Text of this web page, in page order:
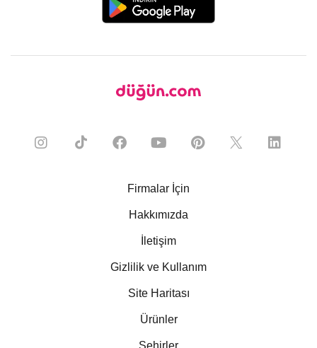
Firmalar İçin
Hakkımızda
İletişim
Gizlilik ve Kullanım
Site Haritası
Ürünler
Şehirler